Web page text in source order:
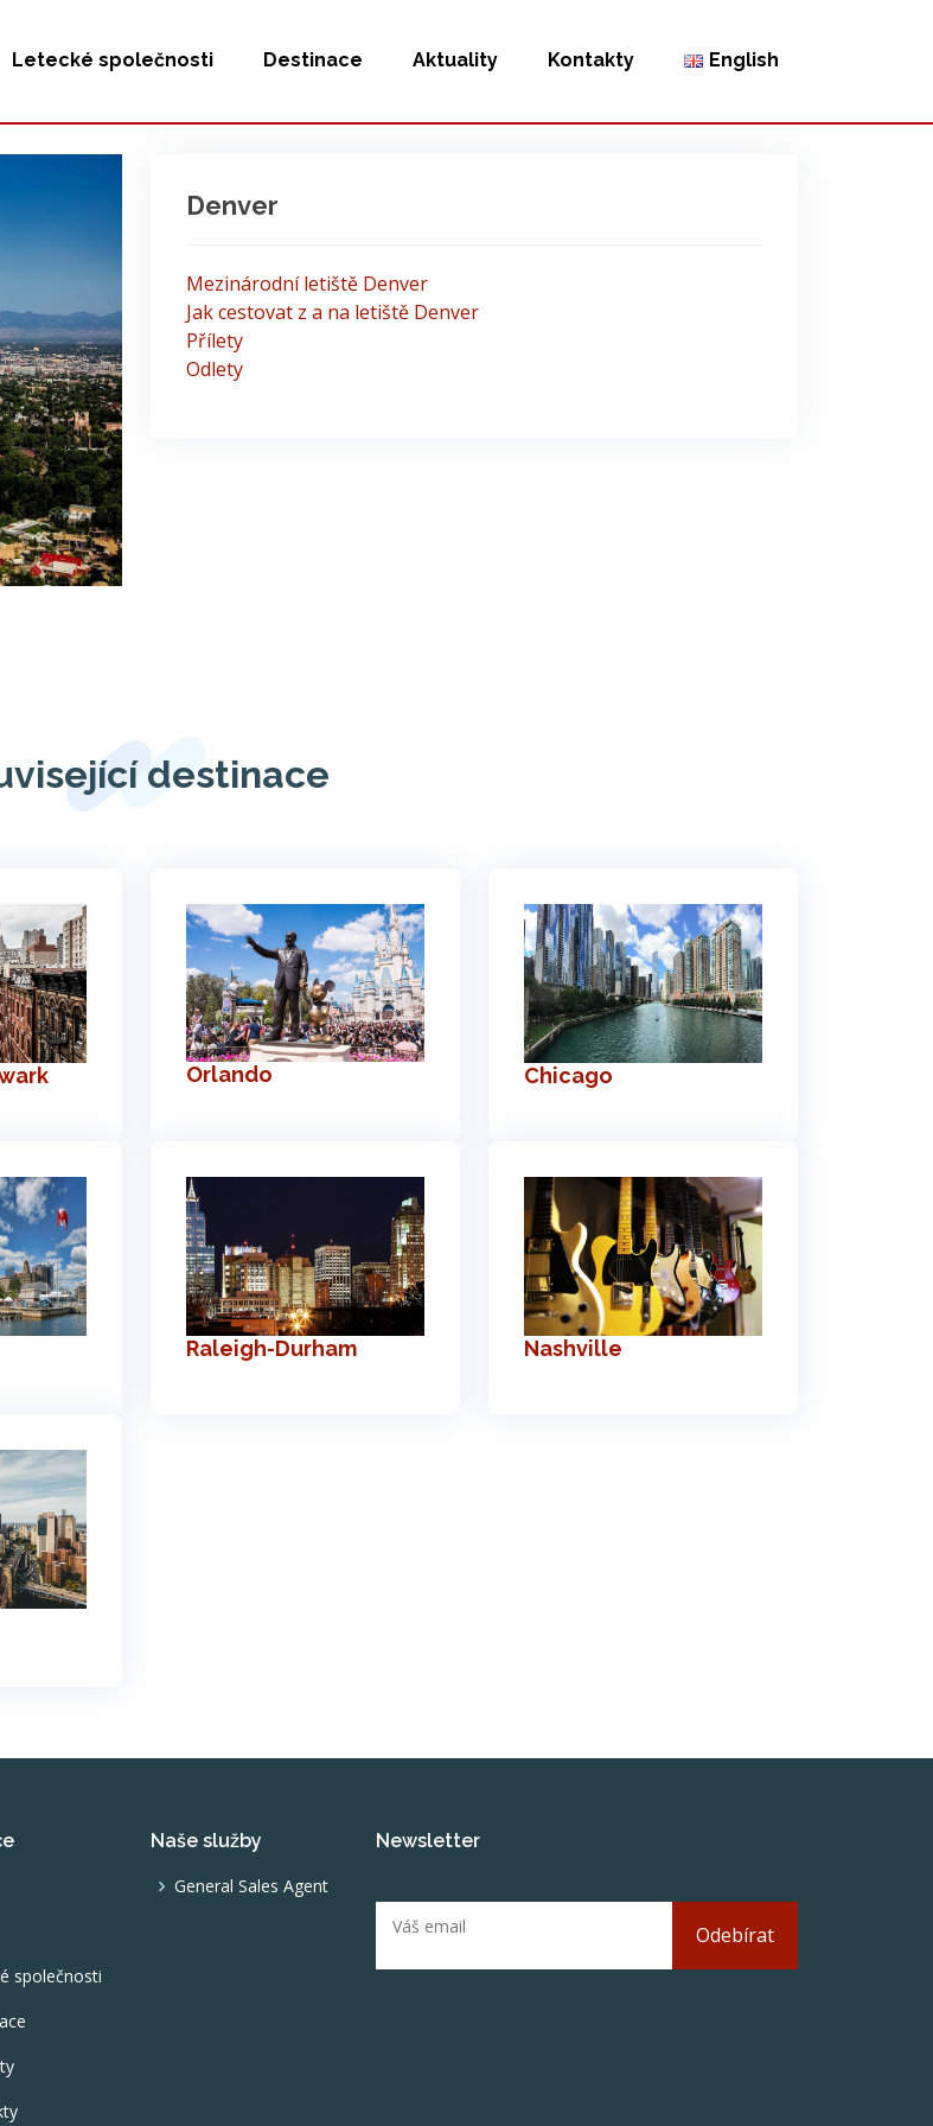
Letecké společnosti Destinace Aktuality Kontakty English
Denver
Mezinárodní letiště Denver
Jak cestovat z a na letiště Denver
Přílety
Odlety
destinace
Orlando Chicago
Raleigh-Durham Nashville
společnosti
Naše služby
General Sales Agent
Newsletter